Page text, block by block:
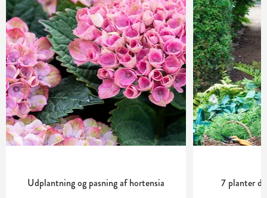
Udplantning og pasning af hortensia 7 planter